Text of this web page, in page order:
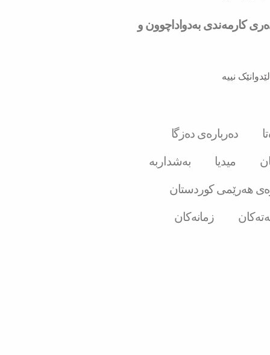
کارمەندی بەدواداچوون و
نییە
دەربارەی دەزگا
میدیا
بەشداربە
هەرێمی کوردستان
زمانەکان